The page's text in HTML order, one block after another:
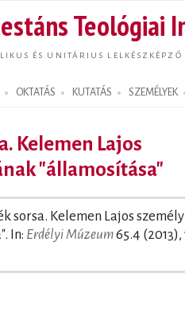
Teológiai
ÉS UNITÁRIUS LELKÉSZKÉPZŐ
OKTATÁS KUTATÁS SZEMÉLYEK
Kelemen Lajos
"államosítása"
sorsa. Kelemen Lajos
In: Erdélyi Múzeum65.4 (2013),